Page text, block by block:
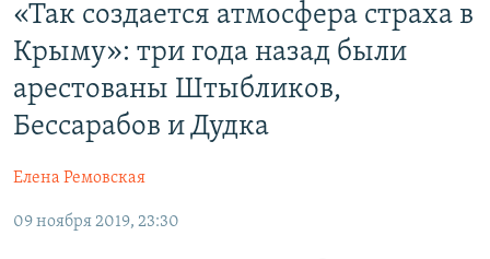
основному
содержанию
Вернутся
главной
Вернутся
СПЕЦПРОЕКТЫ
КАРТА ВОЕННЫХ ОБЪЕКТОВ КРЫМА
ВОДА
ИСТОРИЯ
ИНФОГРАФИКА
КАК ОБОЙТИ БЛОКИРОВКУ
«Так создается атмосфера страха в
Крыму»: три года назад были
арестованы Штыбликов,
Бессарабов и Дудка
Елена Ремовская
09 ноября 2019, 23:30